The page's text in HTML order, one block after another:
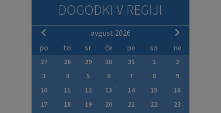
DOGODKI V REGIJI
avgust 2026
po
to sr če pe so ne
27 28 29 30 31 1
2
3
4 5 6 7 8
9
10
11 12 13 14 15
16
17
18 19 20 21 22
23